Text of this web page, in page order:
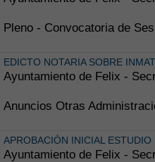
Pleno - Convocatoria de
EDICTO NOTARIA SOBRE
Ayuntamiento de Felix -
Anuncios Otras
APROBACIÓN INICIAL
Ayuntamiento de Felix -